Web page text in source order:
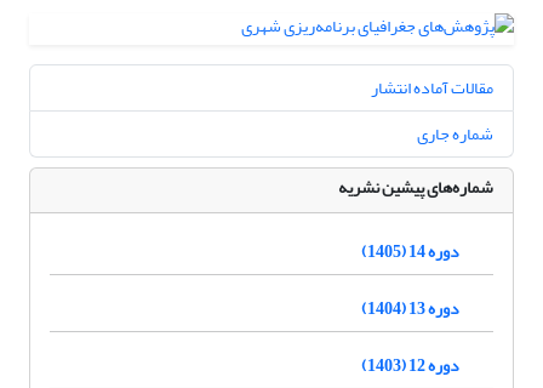
مقالات آماده انتشار
شماره جاری
شماره‌های پیشین نشریه
دوره 14 (1405)
دوره 13 (1404)
دوره 12 (1403)